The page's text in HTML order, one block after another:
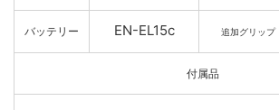
バッテリー EN-EL15c 追加グリップ
付属品